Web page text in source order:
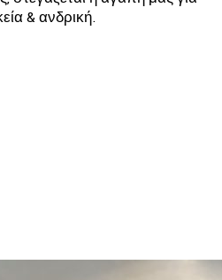
& ανδρική.